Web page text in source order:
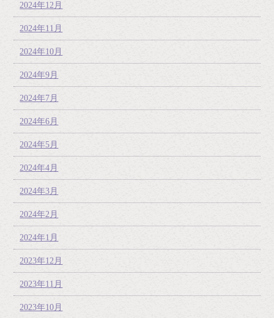
2024年12月
2024年11月
2024年10月
2024年9月
2024年7月
2024年6月
2024年5月
2024年4月
2024年3月
2024年2月
2024年1月
2023年12月
2023年11月
2023年10月